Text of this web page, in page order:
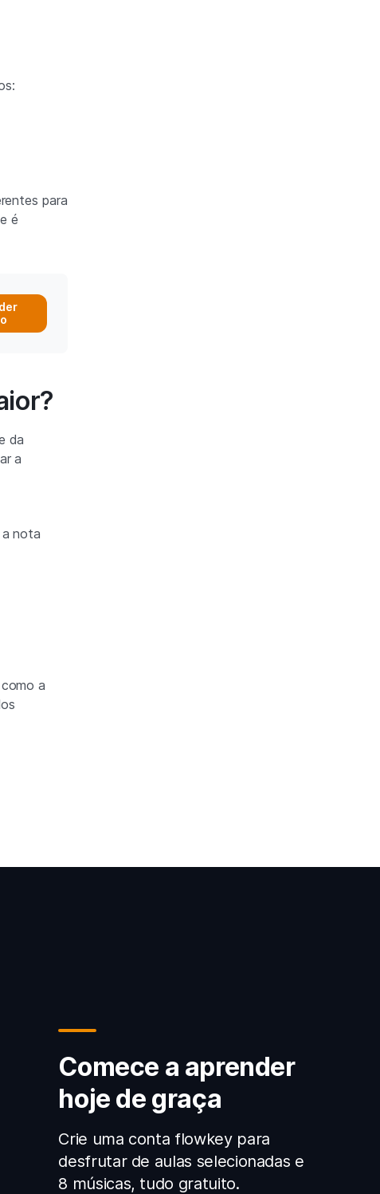
para
é
da
a
nota
a
Comece a aprender
hoje de graça
Crie uma conta flowkey para
desfrutar de aulas selecionadas e
8 músicas, tudo gratuito.